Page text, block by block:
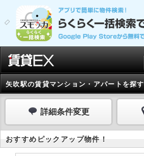
矢吹駅の賃貸マンション・アパートを探す
詳細条件変更
おすすめピックアップ物件！